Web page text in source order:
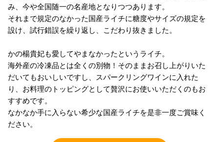
み、今や全国随一の名産地となりつつあります。
それまで規定のなかった国産ライチに糖度やサイズの規定を
設け、試行錯誤を繰り返し、こだわり抜きました。
かの楊貴妃も愛してやまなかったというライチ。
海外産の冷凍品とは全くの別物！そのままお召し上がりいた
だいてもおいしいですし、スパークリングワインに入れた
り、お料理のトッピングとして贅沢にお使いいただくのもお
すすめです。
なかなか手に入らない希少な国産ライチを是非一度ご賞味く
ださい。